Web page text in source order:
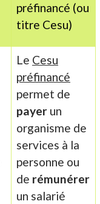
préfinancé (ou
titre Cesu)
Le Cesu
préfinancé
permet de
payer un
organisme de
services à la
personne ou
de rémunérer
un salarié